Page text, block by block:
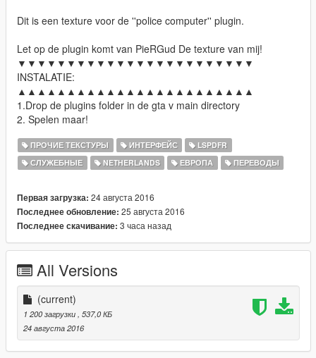
Dit is een texture voor de ''police computer'' plugin.
Let op de plugin komt van PieRGud De texture van mij!
▼▼▼▼▼▼▼▼▼▼▼▼▼▼▼▼▼▼▼▼▼▼▼▼
INSTALATIE:
▲▲▲▲▲▲▲▲▲▲▲▲▲▲▲▲▲▲▲▲▲▲▲▲
1.Drop de plugins folder in de gta v main directory
2. Spelen maar!
ПРОЧИЕ ТЕКСТУРЫ ИНТЕРФЕЙС
LSPDFR
СЛУЖЕБНЫЕ
NETHERLANDS ЕВРОПА ПЕРЕВОДЫ
Первая загрузка: 24 августа 2016
Последнее обновление: 25 августа 2016
Последнее скачивание: 3 часа назад
All Versions
(current)
1 200 загрузки , 537,0 КБ
24 августа 2016